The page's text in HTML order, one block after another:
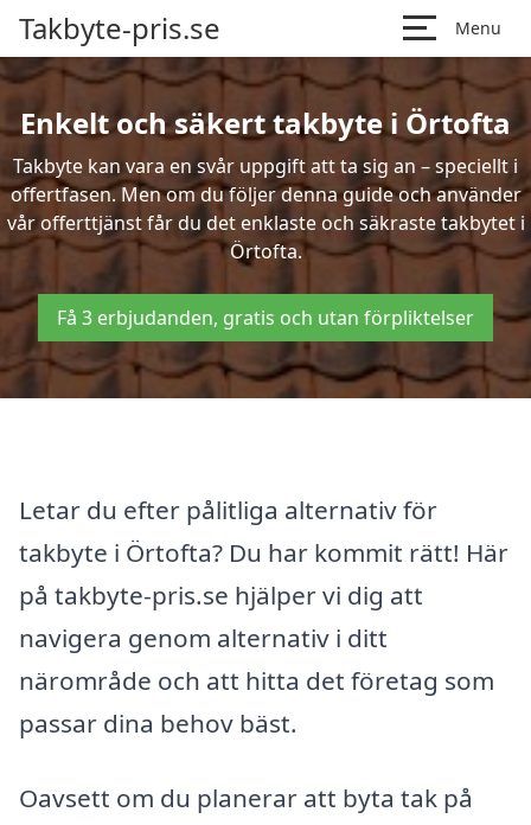
Takbyte-pris.se Menu
Enkelt och säkert takbyte i Örtofta
Takbyte kan vara en svår uppgift att ta sig an – speciellt i
offertfasen. Men om du följer denna guide och använder
vår offerttjänst får du det enklaste och säkraste takbytet i
Örtofta.
Få 3 erbjudanden, gratis och utan förpliktelser
Letar du efter pålitliga alternativ för
takbyte i Örtofta? Du har kommit rätt! Här
på takbyte-pris.se hjälper vi dig att
navigera genom alternativ i ditt
närområde och att hitta det företag som
passar dina behov bäst.
Oavsett om du planerar att byta tak på